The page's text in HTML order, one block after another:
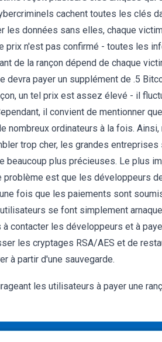
cachent toutes les clés
données sans elles, chaque
prix n'est pas confirmé - toutes les
de la rançon dépend de chaque
devra payer un supplément de .5
un tel prix est assez élevé - il
il convient de mentionner
nombreux ordinateurs à la fois.
trop cher, les grandes
plus précieuses. Le plus
problème est que les développeurs
fois que les paiements sont
se font simplement
contacter les développeurs et à
les cryptages RSA/AES et de
à partir d'une sauvegarde.
les utilisateurs à payer une